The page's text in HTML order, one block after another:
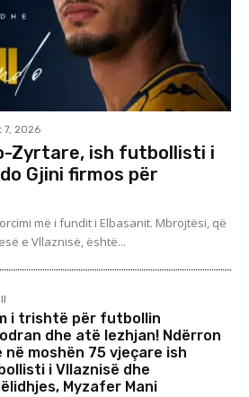
7, 2026
Zyrtare, ish futbollisti i
Gjini firmos për
më i fundit i Elbasanit. Mbrojtësi, që
e Vllaznisë, është...
i trishtë për futbollin
dhe atë lezhjan! Ndërron
në moshën 75 vjeçare ish
i Vllaznisë dhe
Myzafer Mani